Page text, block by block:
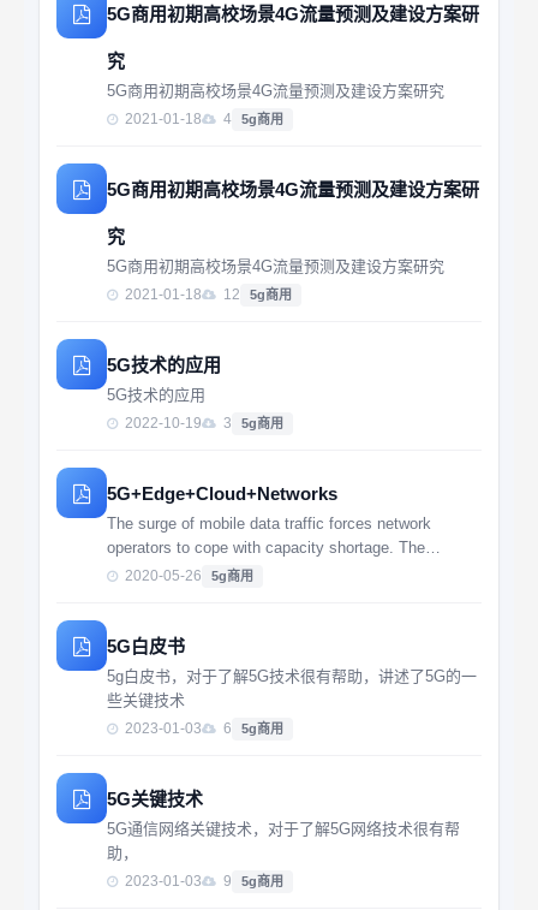
5G商用初期高校场景4G流量预测及建设方案研
究
5G商用初期高校场景4G流量预测及建设方案研究
2021-01-18 4 5g商用
5G商用初期高校场景4G流量预测及建设方案研
究
5G商用初期高校场景4G流量预测及建设方案研究
2021-01-18 12 5g商用
5G技术的应用
5G技术的应用
2022-10-19 3 5g商用
5G+Edge+Cloud+Networks
The surge of mobile data traffic forces network
operators to cope with capacity shortage. The
deployment of small cells ...
2020-05-26 5g商用
5G白皮书
5g白皮书，对于了解5G技术很有帮助，讲述了5G的一
些关键技术
2023-01-03 6 5g商用
5G关键技术
5G通信网络关键技术，对于了解5G网络技术很有帮
助，
2023-01-03 9 5g商用